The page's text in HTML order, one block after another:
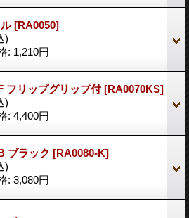
[RA0050]
)
: 1,210円
フリップグリップ付[RA0070KS]
)
: 4,400円
ブラック [RA0080-K]
)
: 3,080円